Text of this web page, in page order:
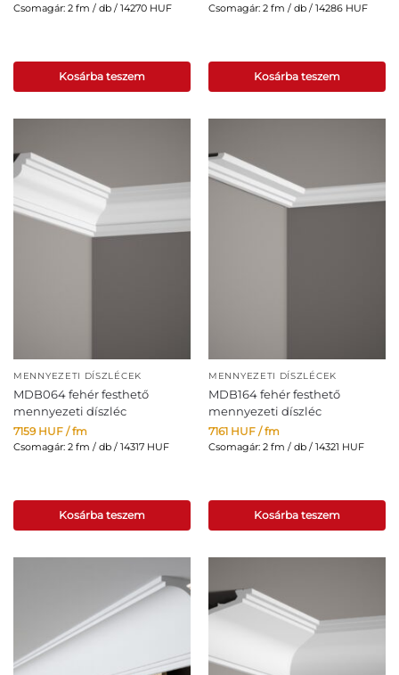
Csomagár: 2 fm / db / 14270 HUF
Kosárba teszem
Csomagár: 2 fm / db / 14286 HUF
Kosárba teszem
MENNYEZETI DÍSZLÉCEK
MDB064 fehér festhető
mennyezeti díszléc
7159 HUF / fm
Csomagár: 2 fm / db / 14317 HUF
Kosárba teszem
MENNYEZETI DÍSZLÉCEK
MDB164 fehér festhető
mennyezeti díszléc
7161 HUF / fm
Csomagár: 2 fm / db / 14321 HUF
Kosárba teszem